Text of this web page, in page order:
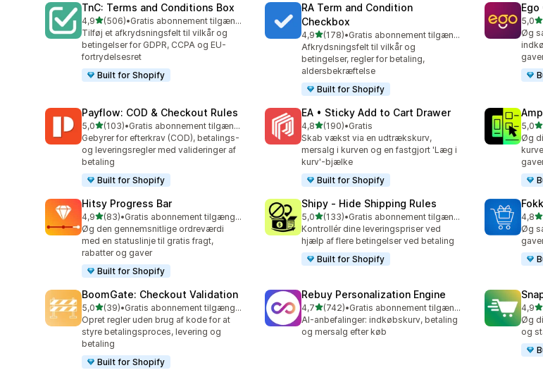
TnC: Terms and Conditions Box
4,9ud af 5 stjerner
(506)
506 anmeldelser i alt
•
Gratis abonnement tilgængeligt
Tilføj et afkrydsningsfelt til vilkår og
betingelser for GDPR, CCPA og EU-
fortrydelsesret
Built for Shopify
RA Term and Condition
Checkbox
4,9ud af 5 stjerner
(178)
178 anmeldelser i alt
•
Gratis abonnement tilgængeligt
Afkrydsningsfelt til vilkår og
betingelser, regler for betaling,
aldersbekræftelse
Built for Shopify
Ego
5,0
517
Øg
Payflow: COD & Checkout Rules
5,0ud af 5 stjerner
(103)
103 anmeldelser i alt
•
Gratis abonnement tilgængeligt
Gebyrer for efterkrav (COD), betalings-
og leveringsregler med valideringer af
betaling
Built for Shopify
EA • Sticky Add to Cart Drawer
4,8ud af 5 stjerner
(190)
190 anmeldelser i alt
•Gratis
Skab vækst via en udtrækskurv,
mersalg i kurven og en fastgjort 'Læg i
kurv'-bjælke
Built for Shopify
5,0
687
Øg
Hitsy Progress Bar
4,9ud af 5 stjerner
(83)
83 anmeldelser i alt
•
Gratis abonnement tilgængeligt
Øg den gennemsnitlige ordreværdi
med en statuslinje til gratis fragt,
rabatter og gaver
Built for Shopify
Shipy ‑ Hide Shipping Rules
5,0ud af 5 stjerner
(133)
133 anmeldelser i alt
•
Gratis abonnement tilgængeligt
Kontrollér dine leveringspriser ved
hjælp af flere betingelser ved betaling
Built for Shopify
4,8
68
Øg
BoomGate: Checkout Validation
5,0ud af 5 stjerner
(39)
39 anmeldelser i alt
•
Gratis abonnement tilgængeligt
Opret regler uden brug af kode for at
styre betalingsproces, levering og
betaling
Built for Shopify
Rebuy Personalization Engine
4,7ud af 5 stjerner
(742)
742 anmeldelser i alt
•
Gratis abonnement tilgængeligt
AI-anbefalinger: indkøbskurv, betaling
og mersalg efter køb
4,9
59
Øg
og